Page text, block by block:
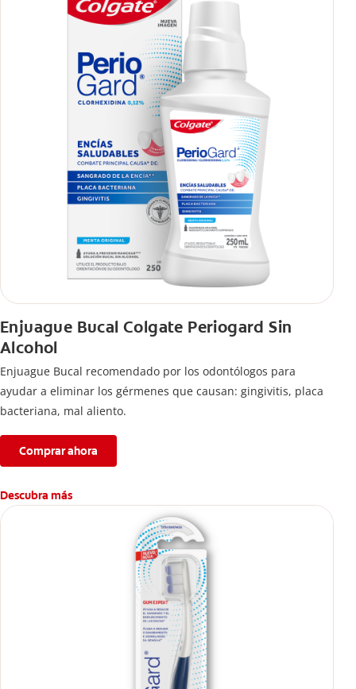
Enjuague Bucal Colgate Periogard Sin
Alcohol
Enjuague Bucal recomendado por los odontólogos para
ayudar a eliminar los gérmenes que causan: gingivitis, placa
bacteriana, mal aliento.
Comprar ahora
Descubra más